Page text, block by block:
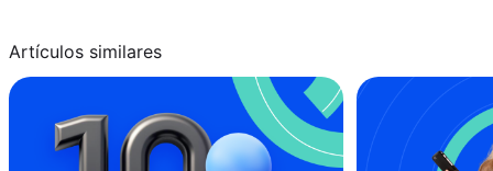
Artículos similares